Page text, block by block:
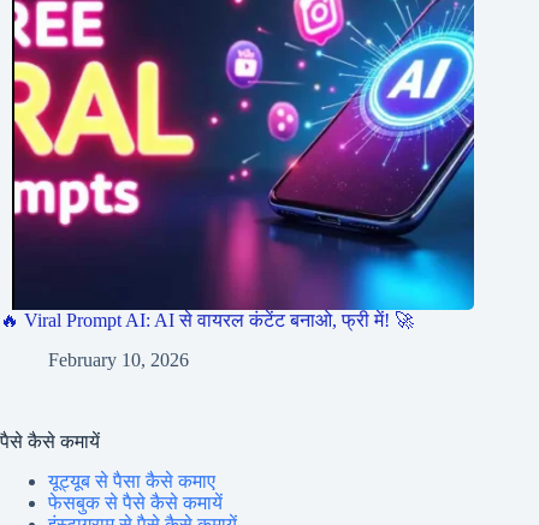
🔥 Viral Prompt AI: AI से वायरल कंटेंट बनाओ, फ्री में! 🚀
February 10, 2026
पैसे कैसे कमायें
यूट्यूब से पैसा कैसे कमाए
फेसबुक से पैसे कैसे कमायें